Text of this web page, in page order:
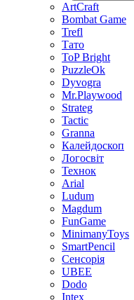
ArtCraft
Bombat Game
Trefl
Тато
ToP Bright
PuzzleOk
Dyvogra
Mr.Playwood
Strateg
Tactic
Granna
Калейдоскоп
Логосвіт
Технок
Arial
Ludum
Magdum
FunGame
MinimanyToys
SmartPencil
Сенсорія
UBEE
Dodo
Intex